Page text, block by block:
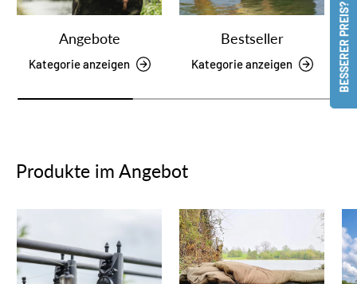
Angebote
Kategorie anzeigen
Bestseller
Kategorie anzeigen
Produkte im Angebot
BESSERER PREIS?